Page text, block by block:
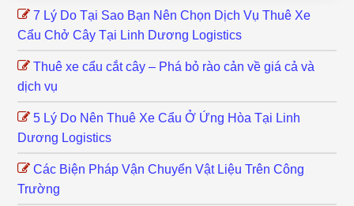
7 Lý Do Tại Sao Bạn Nên Chọn Dịch Vụ Thuê Xe
Cẩu Chở Cây Tại Linh Dương Logistics
Thuê xe cẩu cắt cây – Phá bỏ rào cản về giá cả và
dịch vụ
5 Lý Do Nên Thuê Xe Cẩu Ở Ứng Hòa Tại Linh
Dương Logistics
Các Biện Pháp Vận Chuyển Vật Liệu Trên Công
Trường